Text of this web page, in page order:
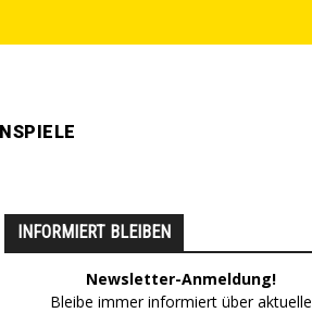
INFORMIERT BLEIBEN
Newsletter-Anmeldung!
Bleibe immer informiert über aktuelle